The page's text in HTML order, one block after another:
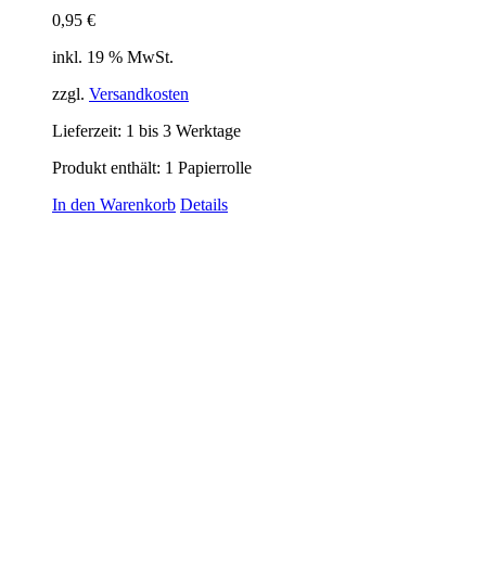
0,95 €
inkl. 19 % MwSt.
zzgl. Versandkosten
Lieferzeit: 1 bis 3 Werktage
Produkt enthält: 1 Papierrolle
In den Warenkorb Details